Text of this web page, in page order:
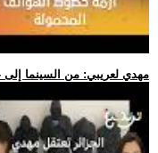
.. مهدي لعريبي: من السينما